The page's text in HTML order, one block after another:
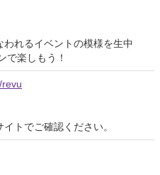
れるイベントの模様を生中
で楽しもう！
トでご確認ください。